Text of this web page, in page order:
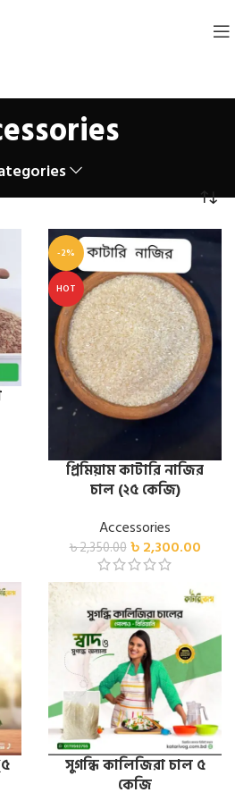
-2%
HOT
প্রিমিয়াম কাটারি নাজির
চাল (২৫ কেজি)
Accessories
৳2,350.00৳2,300.00
সুগন্ধি কালিজিরা চাল ৫
কেজি